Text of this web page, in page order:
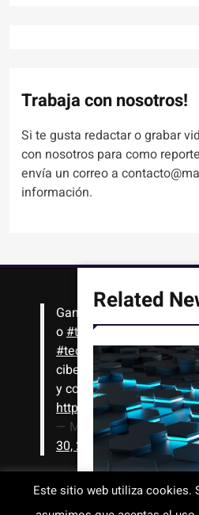
Related
Trabaja con nosotros!
Si te gusta redactar o grabar
con nosotros para como
envía un correo a
información.
Gana #Bitcoin solo con
o#tutoriales
#tecnología,
cibernética y más!! Sólo
y comenzar a navegar
https://t.co/1KjkllJEit
— Masterhacks
30, 2020
Este sitio web utiliza cookies.